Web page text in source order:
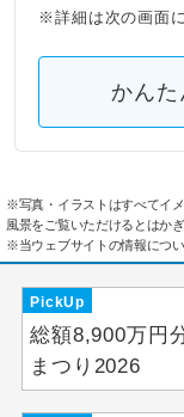
※詳細は次の画面
かんた
※写真・イラストはすべてイ
風景をご覧いただけるとはか
※当ウェブサイトの情報につ
PickUp
総額8,900万円
まつり2026